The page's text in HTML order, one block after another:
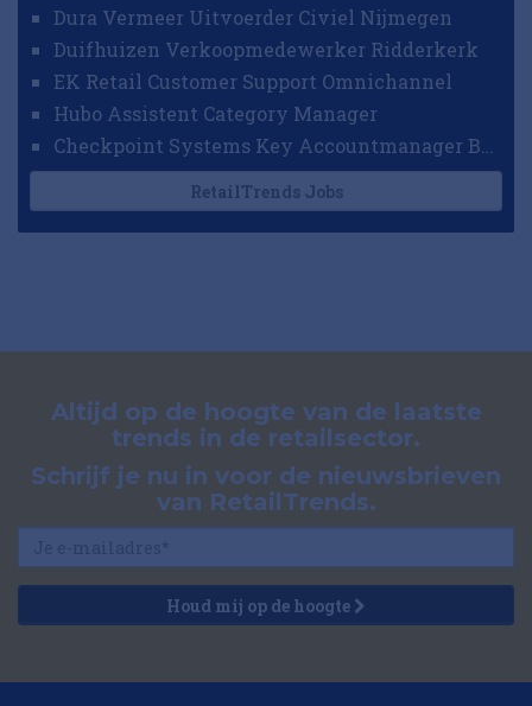
Dura Vermeer Uitvoerder Civiel Nijmegen
Duifhuizen Verkoopmedewerker Ridderkerk
EK Retail Customer Support Omnichannel
Hubo Assistent Category Manager
Checkpoint Systems Key Accountmanager Benelux
RetailTrends Jobs
Altijd op de hoogte van de laatste
trends in de retailsector.
Schrijf je nu in voor de nieuwsbrieven
van RetailTrends.
Houd mij op de hoogte